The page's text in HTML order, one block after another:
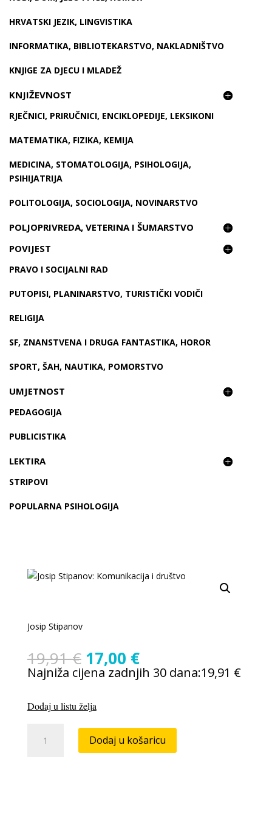
HRVATSKI JEZIK, LINGVISTIKA
INFORMATIKA, BIBLIOTEKARSTVO, NAKLADNIŠTVO
KNJIGE ZA DJECU I MLADEŽ
KNJIŽEVNOST
RJEČNICI, PRIRUČNICI, ENCIKLOPEDIJE, LEKSIKONI
MATEMATIKA, FIZIKA, KEMIJA
MEDICINA, STOMATOLOGIJA, PSIHOLOGIJA,
PSIHIJATRIJA
POLITOLOGIJA, SOCIOLOGIJA, NOVINARSTVO
POLJOPRIVREDA, VETERINA I ŠUMARSTVO
POVIJEST
PRAVO I SOCIJALNI RAD
PUTOPISI, PLANINARSTVO, TURISTIČKI VODIČI
RELIGIJA
SF, ZNANSTVENA I DRUGA FANTASTIKA, HOROR
SPORT, ŠAH, NAUTIKA, POMORSTVO
UMJETNOST
PEDAGOGIJA
PUBLICISTIKA
LEKTIRA
STRIPOVI
POPULARNA PSIHOLOGIJA
-15 %
Josip Stipanov
19,91€ Izvorna
cijena
je:
19,91 €.
17,00 €Trenutna
cijena
Najniža cijena zadnjih 30 dana:19,91 €
Dodaj u listu želja
Stipanov:
Dodaj u košaricu